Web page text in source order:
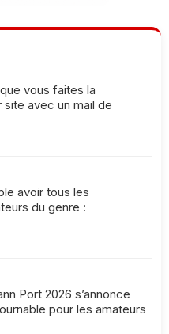
vous faites la
avec un mail de
avoir tous les
du genre :
Port 2026 s’annonce
pour les amateurs